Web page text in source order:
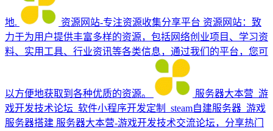
地. 资源网站-专注资源收集分享平台 资源网站：致
力于为用户提供丰富多样的资源，包括网络创业项目、学习资
料、实用工具、行业资讯等各类信息，通过我们的平台，您可
以方便地获取到各种优质的资源。
服务器大本营_游
戏开发技术论坛_软件小程序开发定制_steam自建服务器_游戏
服务器搭建 服务器大本营-游戏开发技术交流论坛，分享热门